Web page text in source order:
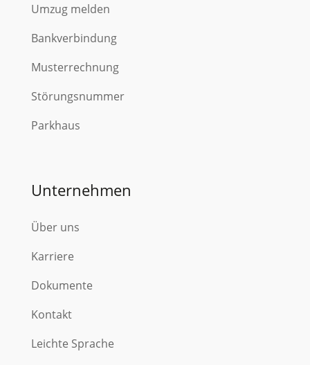
Umzug melden
Bankverbindung
Musterrechnung
Störungsnummer
Parkhaus
Unternehmen
Über uns
Karriere
Dokumente
Kontakt
Leichte Sprache